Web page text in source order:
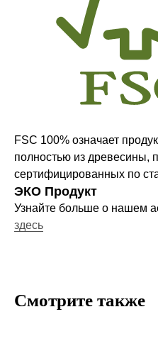
FSC 100% означает
полностью из древесины,
сертифицированных по
ЭКО Продукт
Узнайте больше о нашем
здесь
Смотрите также
Политика конфиденциальности
Как отличить подделку
Блог
Контакты